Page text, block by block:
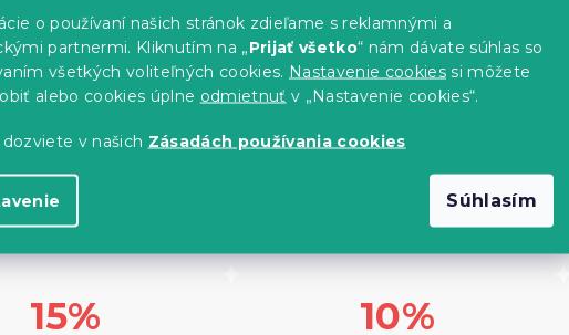
o používaní našich stránok zdieľame s reklamnými a
partnermi. Kliknutím na „Prijať všetko“ nám dávate súhlas so
všetkých voliteľných cookies. Nastavenie cookies si môžete
alebo cookies úplne odmietnuť v „Nastavenie cookies“.
dozviete v našich Zásadách používania cookies
Súhlasím
Zľavový kód:
DOPLNKY RADER
Zľavový kód:
DNIMAZLICKOV
NIEČO PRE MILAČIKA
15% 10%